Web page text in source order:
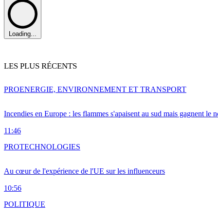
Loading...
LES PLUS RÉCENTS
Incendies en Europe : les flammes s'apaisent au sud mais gagnent le
11:46
PROENERGIE, ENVIRONNEMENT ET TRANSPORT
Au cœur de l'expérience de l'UE sur les influenceurs
10:56
PROTECHNOLOGIES
POLITIQUE